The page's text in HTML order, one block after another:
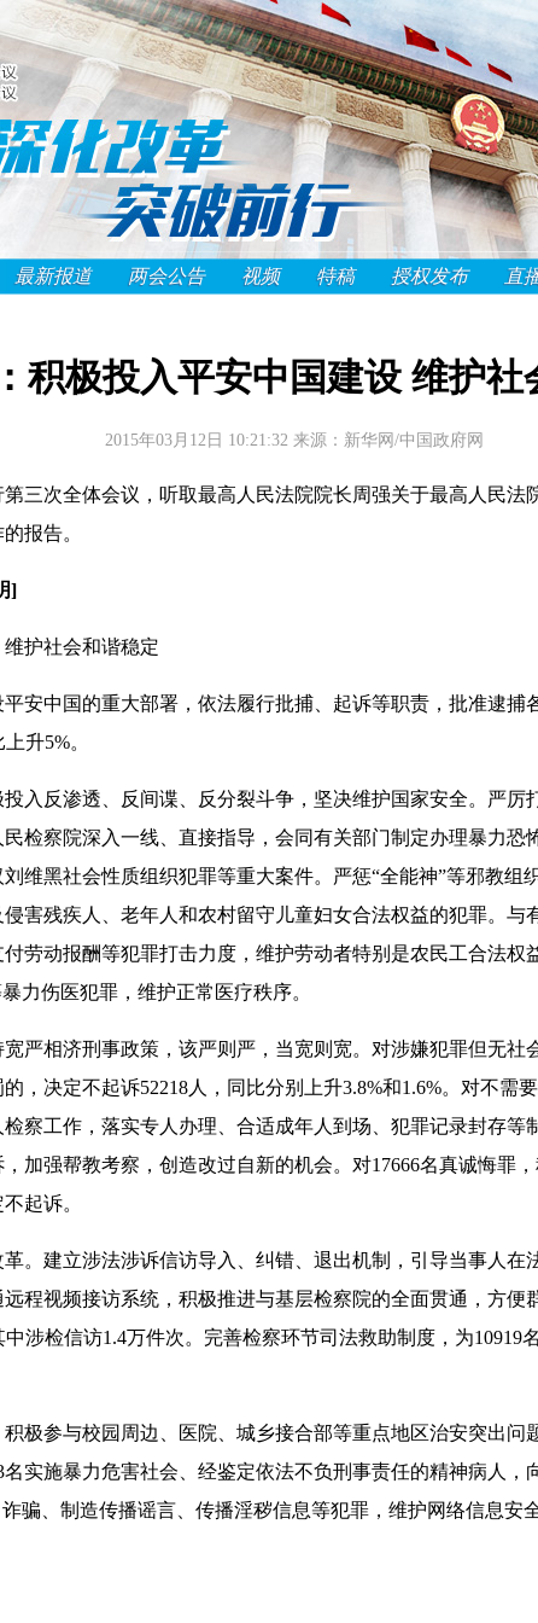
最新报道 两会公告 视频 特稿 授权发布 直
积极投入平安中国建设 维护社
2015年03月12日 10:21:32 来源：新华网/中国政府网
次全体会议，听取最高人民法院院长周强关于最高人民法
报告。
]
护社会和谐稳定
中国的重大部署，依法履行批捕、起诉等职责，批准逮捕
升5%。
反渗透、反间谍、反分裂斗争，坚决维护国家安全。严厉
检察院深入一线、直接指导，会同有关部门制定办理暴力恐
维黑社会性质组织犯罪等重大案件。严惩“全能神”等邪教组
害残疾人、老年人和农村留守儿童妇女合法权益的犯罪。与
劳动报酬等犯罪打击力度，维护劳动者特别是农民工合法权
力伤医犯罪，维护正常医疗秩序。
相济刑事政策，该严则严，当宽则宽。对涉嫌犯罪但无社
，决定不起诉52218人，同比分别上升3.8%和1.6%。对不需
察工作，落实专人办理、合适成年人到场、犯罪记录封存等
加强帮教考察，创造改过自新的机会。对17666名真诚悔罪
起诉。
建立涉法涉诉信访导入、纠错、退出机制，引导当事人在
程视频接访系统，积极推进与基层检察院的全面贯通，方
中涉检信访1.4万件次。完善检察环节司法救助制度，为
参与校园周边、医院、城乡接合部等重点地区治安突出问
名实施暴力危害社会、经鉴定依法不负刑事责任的精神病人
骗、制造传播谣言、传播淫秽信息等犯罪，维护网络信息安全